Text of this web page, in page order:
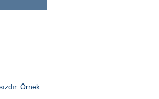
Örnek: